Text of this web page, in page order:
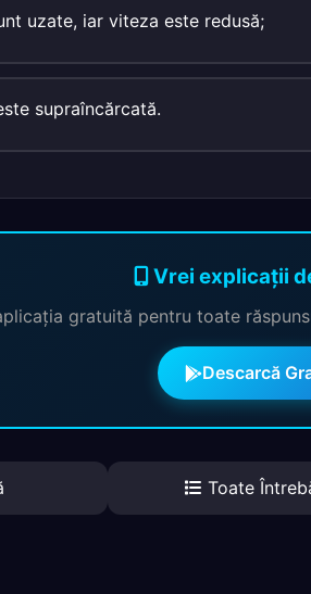
uzate, iar viteza este redusă;
supraîncărcată.
Vrei explicații
gratuită pentru toate
Descarcă
Toate